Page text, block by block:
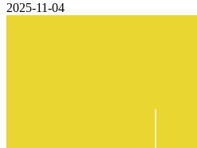
2025-11-04